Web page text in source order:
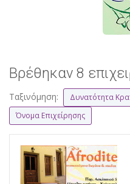
Βρέθηκαν 8
Ταξινόμηση: Δυνατότητα
Όνομα Επιχείρησης